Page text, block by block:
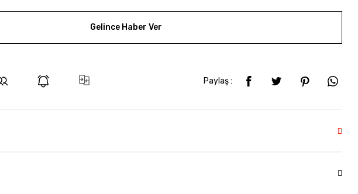
Gelince Haber Ver
Paylaş :